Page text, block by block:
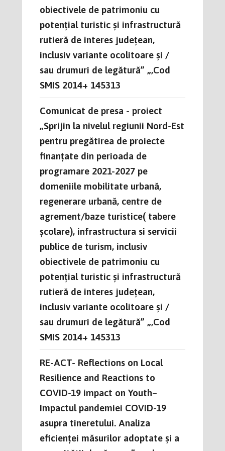
obiectivele de patrimoniu cu
potențial turistic și infrastructură
rutieră de interes județean,
inclusiv variante ocolitoare și /
sau drumuri de legătură” „,Cod
SMIS 2014+ 145313
Comunicat de presa - proiect
„Sprijin la nivelul regiunii Nord-Est
pentru pregătirea de proiecte
finanțate din perioada de
programare 2021-2027 pe
domeniile mobilitate urbană,
regenerare urbană, centre de
agrement/baze turistice( tabere
școlare), infrastructura si servicii
publice de turism, inclusiv
obiectivele de patrimoniu cu
potențial turistic și infrastructură
rutieră de interes județean,
inclusiv variante ocolitoare și /
sau drumuri de legătură” „,Cod
SMIS 2014+ 145313
RE-ACT- Reflections on Local
Resilience and Reactions to
COVID-19 impact on Youth–
Impactul pandemiei COVID-19
asupra tineretului. Analiza
eficienței măsurilor adoptate și a